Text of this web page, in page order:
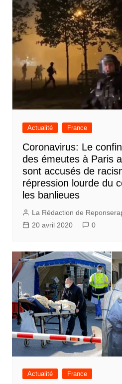
Actualité France
Coronavirus: Le
des émeutes à Paris
sont accusés de
répression lourde du
les banlieues
La Rédaction de
20 avril 2020
0
Actualité France